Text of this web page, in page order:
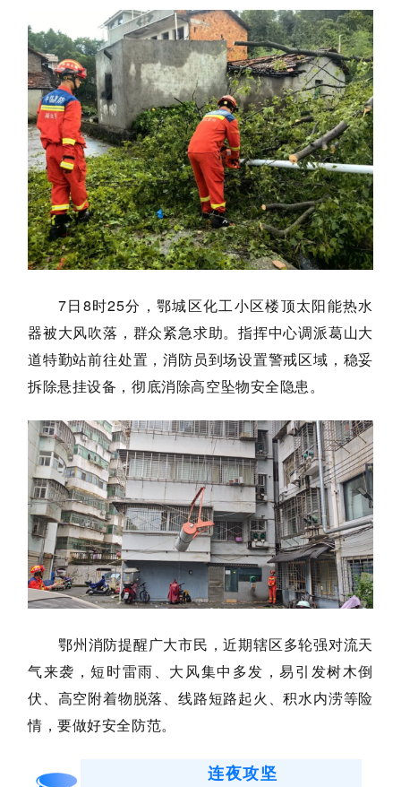
7日8时25分，鄂城区化工小区楼顶太阳能热水
器被大风吹落，群众紧急求助。指挥中心调派葛山大
道特勤站前往处置，消防员到场设置警戒区域，稳妥
拆除悬挂设备，彻底消除高空坠物安全隐患。
鄂州消防提醒广大市民，近期辖区多轮强对流天
气来袭，短时雷雨、大风集中多发，易引发树木倒
伏、高空附着物脱落、线路短路起火、积水内涝等险
情，要做好安全防范。
连夜攻坚